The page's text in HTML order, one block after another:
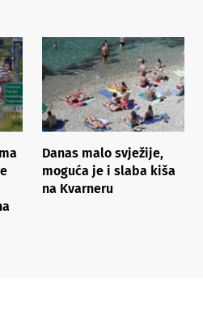
Danas malo svježije,
moguća je i slaba kiša
na Kvarneru